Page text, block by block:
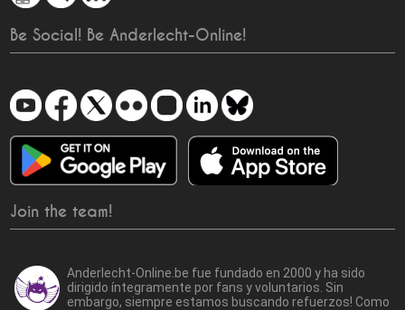
Be Social! Be Anderlecht-Online!
Join the team!
Anderlecht-Online.be fue fundado en 2000 y ha sido
dirigido íntegramente por fans y voluntarios. Sin
embargo, siempre estamos buscando refuerzos! Como